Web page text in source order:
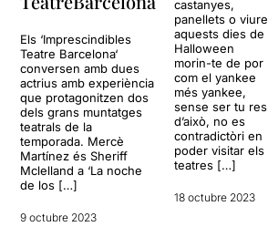
Els ‘Imprescindibles
Teatre Barcelona‘
conversen amb dues
actrius amb experiència
que protagonitzen dos
dels grans muntatges
teatrals de la
temporada. Mercè
Martínez és Sheriff
Mclelland a ‘La noche
de los […]
9 octubre 2023
castanyes,
panellets o viure
aquests dies de
Halloween
morin-te de por
com el yankee
més yankee,
sense ser tu res
d’això, no es
contradictòri en
poder visitar els
teatres […]
18 octubre 2023